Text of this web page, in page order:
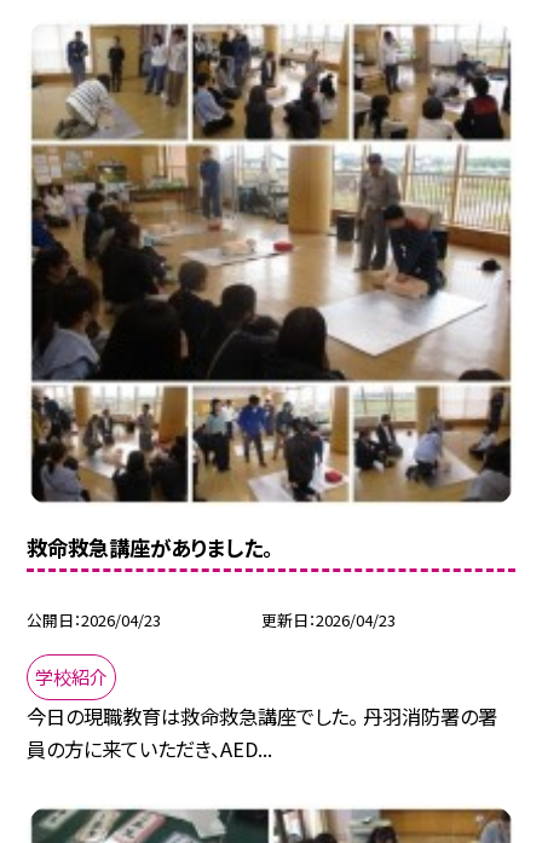
救命救急講座がありました。
公開日 2026/04/23 更新日 2026/04/23
学校紹介
今日の現職教育は救命救急講座でした。 丹羽消防署の署
員の方に来ていただき、AED...